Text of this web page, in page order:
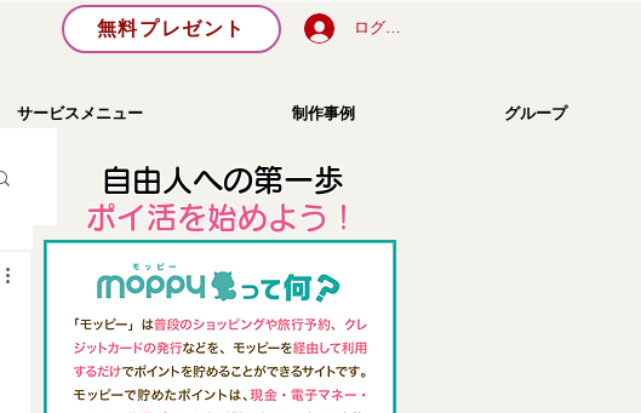
無料プレゼント ログイン
サービスメニュー 制作事例 グループ
自由人への第一歩
​ポイ活を始めよう！